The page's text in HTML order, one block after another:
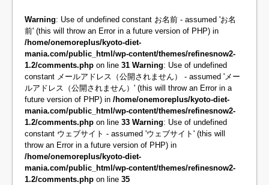
Warning: Use of undefined constant お名前 - assumed 'お名
前' (this will throw an Error in a future version of PHP) in
/home/onemoreplus/kyoto-diet-
mania.com/public_html/wp-content/themes/refinesnow2-
1.2/comments.php on line 31 Warning: Use of undefined
constant メールアドレス（公開されません） - assumed 'メー
ルアドレス（公開されません）' (this will throw an Error in a
future version of PHP) in /home/onemoreplus/kyoto-diet-
mania.com/public_html/wp-content/themes/refinesnow2-
1.2/comments.php on line 33 Warning: Use of undefined
constant ウェブサイト - assumed 'ウェブサイト' (this will
throw an Error in a future version of PHP) in
/home/onemoreplus/kyoto-diet-
mania.com/public_html/wp-content/themes/refinesnow2-
1.2/comments.php on line 35